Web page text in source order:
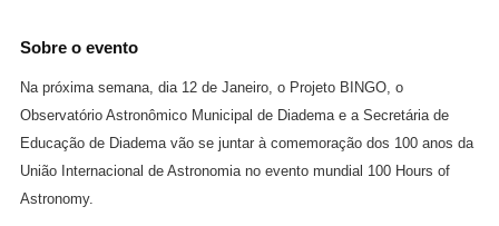
Sobre o evento
Na próxima semana, dia 12 de Janeiro, o Projeto BINGO, o
Observatório Astronômico Municipal de Diadema e a Secretária de
Educação de Diadema vão se juntar à comemoração dos 100 anos da
União Internacional de Astronomia no evento mundial 100 Hours of
Astronomy.